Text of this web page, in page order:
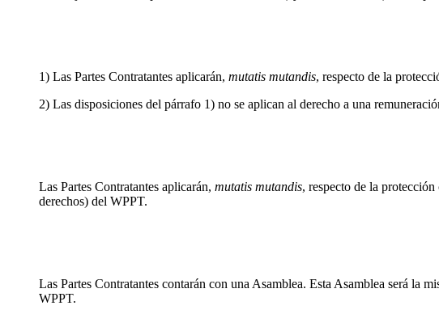
1) Las Partes Contratantes aplicarán, mutatis mutandis, respecto de la
2) Las disposiciones del párrafo 1) no se aplican al derecho a una
Las Partes Contratantes aplicarán, mutatis mutandis, respecto de la
derechos) del WPPT.
Las Partes Contratantes contarán con una Asamblea. Esta Asamblea será la
WPPT.